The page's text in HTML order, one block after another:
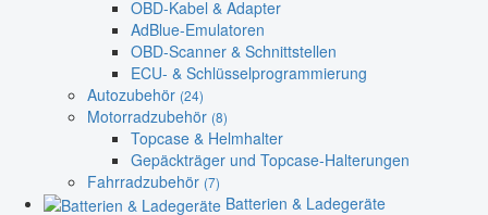
OBD-Kabel & Adapter
AdBlue-Emulatoren
OBD-Scanner & Schnittstellen
ECU- & Schlüsselprogrammierung
Autozubehör (24)
Motorradzubehör (8)
Topcase & Helmhalter
Gepäckträger und Topcase-Halterungen
Fahrradzubehör (7)
Batterien & Ladegeräte